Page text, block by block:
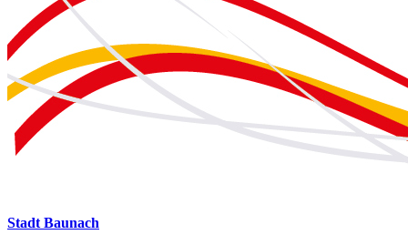
Stadt Baunach